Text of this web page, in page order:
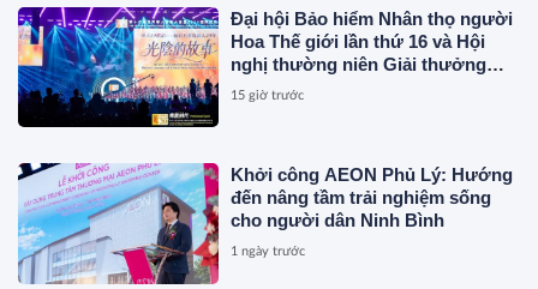
Đại hội Bảo hiểm Nhân thọ người
Hoa Thế giới lần thứ 16 và Hội
nghị thường niên Giải thưởng
Rồng Quốc tế (IDA) 2026 được tổ
15 giờ trước
Khởi công AEON Phủ Lý: Hướng
đến nâng tầm trải nghiệm sống
cho người dân Ninh Bình
1 ngày trước